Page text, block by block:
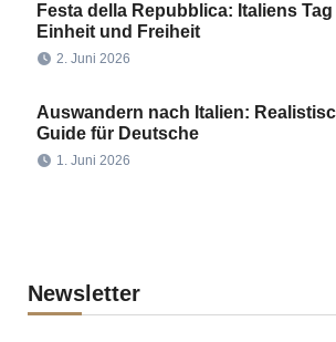
Festa della Repubblica: Italiens
Einheit und Freiheit
2. Juni 2026
Auswandern nach Italien:
Guide für Deutsche
1. Juni 2026
Newsletter